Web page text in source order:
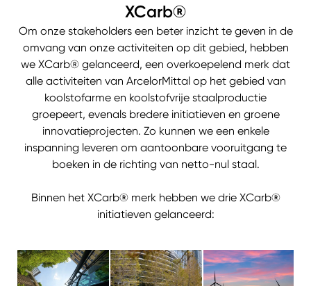
XCarb®
Om onze stakeholders een beter inzicht te geven in de
omvang van onze activiteiten op dit gebied, hebben
we XCarb® gelanceerd, een overkoepelend merk dat
alle activiteiten van ArcelorMittal op het gebied van
koolstofarme en koolstofvrije staalproductie
groepeert, evenals bredere initiatieven en groene
innovatieprojecten. Zo kunnen we een enkele
inspanning leveren om aantoonbare vooruitgang te
boeken in de richting van netto-nul staal.
Binnen het XCarb® merk hebben we drie XCarb®
initiatieven gelanceerd: